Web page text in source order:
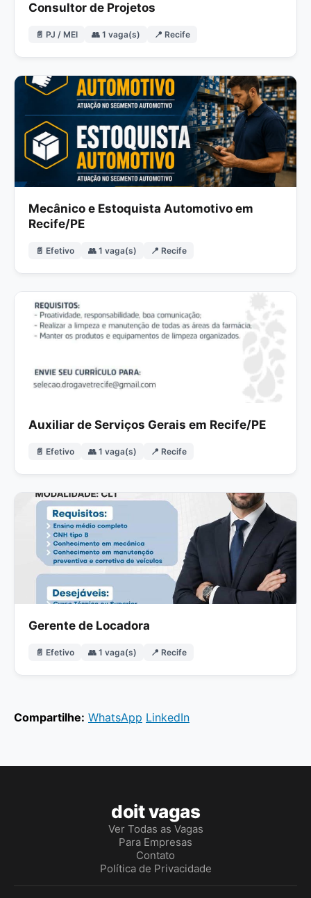
Consultor de Projetos
📄 PJ / MEI 👥 1 vaga(s) 📍 Recife
Mecânico e Estoquista Automotivo em
Recife/PE
📄 Efetivo 👥 1 vaga(s) 📍 Recife
Auxiliar de Serviços Gerais em Recife/PE
📄 Efetivo 👥 1 vaga(s) 📍 Recife
Gerente de Locadora
📄 Efetivo 👥 1 vaga(s) 📍 Recife
Compartilhe: WhatsApp LinkedIn
doit vagas
Ver Todas as Vagas
Para Empresas
Contato
Política de Privacidade